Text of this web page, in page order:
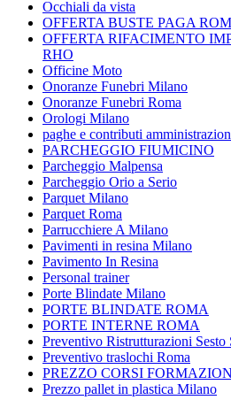
Occhiali da vista
OFFERTA BUSTE PAGA
OFFERTA RIFACIMENTO
RHO
Officine Moto
Onoranze Funebri Milano
Onoranze Funebri Roma
Orologi Milano
paghe e contributi
PARCHEGGIO FIUMICINO
Parcheggio Malpensa
Parcheggio Orio a Serio
Parquet Milano
Parquet Roma
Parrucchiere A Milano
Pavimenti in resina Milano
Pavimento In Resina
Personal trainer
Porte Blindate Milano
PORTE BLINDATE ROMA
PORTE INTERNE ROMA
Preventivo Ristrutturazioni Sesto
Preventivo traslochi Roma
PREZZO CORSI
Prezzo pallet in plastica Milano